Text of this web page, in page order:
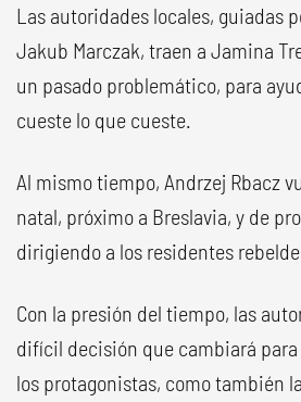
Las autoridades locales, guiadas
Jakub Marczak, traen a Jamina
un pasado problemático, para
cueste lo que cueste.
Al mismo tiempo, Andrzej Rbacz
natal, próximo a Breslavia, y de
dirigiendo a los residentes
Con la presión del tiempo, las
difícil decisión que cambiará
los protagonistas, como también